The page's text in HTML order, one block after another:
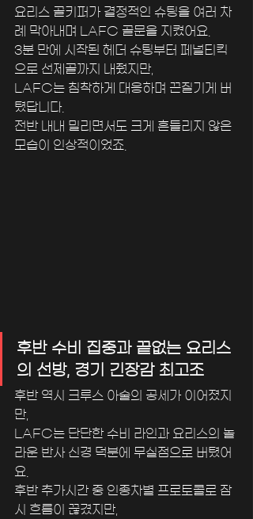
요리스 골키퍼가 결정적인 슈팅을 여러 차
례 막아내며 LAFC 골문을 지켰어요.
3분 만에 시작된 헤더 슈팅부터 페널티킥
으로 선제골까지 내줬지만,
LAFC는 침착하게 대응하며 끈질기게 버
텼답니다.
전반 내내 밀리면서도 크게 흔들리지 않은
모습이 인상적이었죠.
후반 수비 집중과 끝없는 요리스
의 선방, 경기 긴장감 최고조
후반 역시 크루스 아술의 공세가 이어졌지
만,
LAFC는 단단한 수비 라인과 요리스의 놀
라운 반사 신경 덕분에 무실점으로 버텼어
요.
후반 추가시간 중 인종차별 프로토콜로 잠
시 흐름이 끊겼지만,